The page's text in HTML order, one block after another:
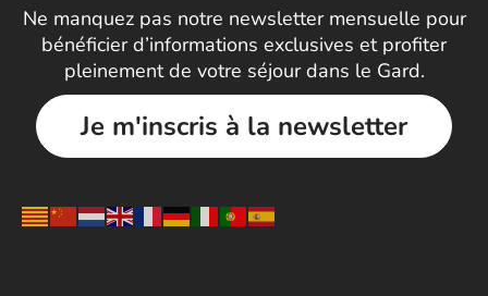
Ne manquez pas notre newsletter mensuelle pour
bénéficier d’informations exclusives et profiter
pleinement de votre séjour dans le Gard.
Je m'inscris à la newsletter